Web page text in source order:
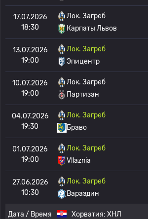
17.07.2026
18:30
Лок. Загреб
Карпаты Львов
13.07.2026
19:00
Лок. Загреб
Эпицентр
10.07.2026
19:00
Лок. Загреб
Партизан
04.07.2026
19:30
Лок. Загреб
Браво
01.07.2026
19:00
Лок. Загреб
Vllaznia
27.06.2026
10:30
Лок. Загреб
Вараздин
Дата / Время Хорватия: ХНЛ